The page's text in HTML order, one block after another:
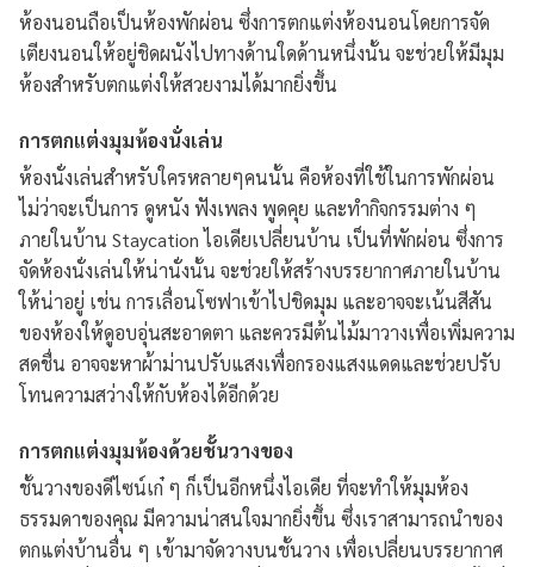
ห้องนอนถือเป็นห้องพักผ่อน ซึ่งการตกแต่งห้องนอนโดยการจัด
เตียงนอนให้อยู่ชิดผนังไปทางด้านใดด้านหนึ่งนั้น จะช่วยให้มีมุม
ห้องสำหรับตกแต่งให้สวยงามได้มากยิ่งขึ้น
การตกแต่งมุมห้องนั่งเล่น
ห้องนั่งเล่นสำหรับใครหลายๆคนนั้น คือห้องที่ใช้ในการพักผ่อน
ไม่ว่าจะเป็นการ ดูหนัง ฟังเพลง พูดคุย และทำกิจกรรมต่าง ๆ
ภายในบ้าน Staycation ไอเดียเปลี่ยนบ้าน เป็นที่พักผ่อน ซึ่งการ
จัดห้องนั่งเล่นให้น่านั่งนั้น จะช่วยให้สร้างบรรยากาศภายในบ้าน
ให้น่าอยู่ เช่น การเลื่อนโซฟาเข้าไปชิดมุม และอาจจะเน้นสีสัน
ของห้องให้ดูอบอุ่นสะอาดตา และควรมีต้นไม้มาวางเพื่อเพิ่มความ
สดชื่น อาจจะหาผ้าม่านปรับแสงเพื่อกรองแสงแดดและช่วยปรับ
โทนความสว่างให้กับห้องได้อีกด้วย
การตกแต่งมุมห้องด้วยชั้นวางของ
ชั้นวางของดีไซน์เก๋ ๆ ก็เป็นอีกหนึ่งไอเดีย ที่จะทำให้มุมห้อง
ธรรมดาของคุณ มีความน่าสนใจมากยิ่งขึ้น ซึ่งเราสามารถนำของ
ตกแต่งบ้านอื่น ๆ เข้ามาจัดวางบนชั้นวาง เพื่อเปลี่ยนบรรยากาศ